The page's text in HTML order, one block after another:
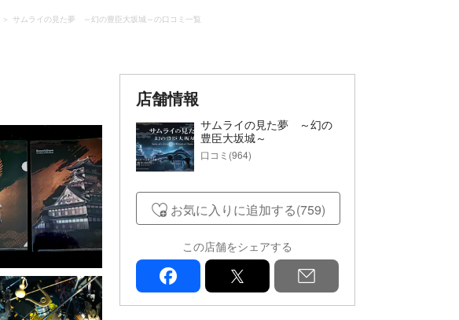
サムライの見た夢 ～幻の豊臣大坂城～の口コミ一覧
店舗情報
サムライの見た夢 ～幻の
豊臣大坂城～
口コミ(964)
お気に入りに追加する(759)
この店舗をシェアする
facebook